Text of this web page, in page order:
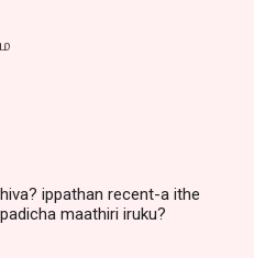
ippathan recent-a ithe
maathiri iruku?